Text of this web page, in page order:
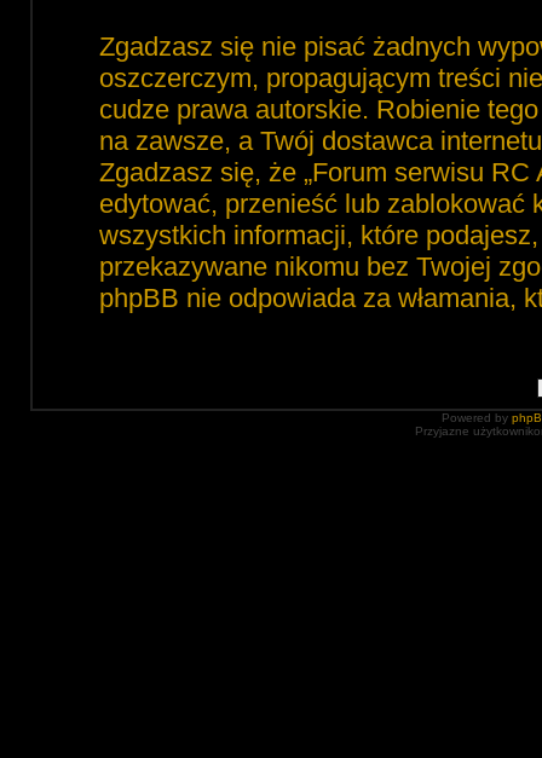
Zgadzasz się nie pisać żadnych
oszczerczym, propagującym treści
cudze prawa autorskie. Robienie
na zawsze, a Twój dostawca
Zgadzasz się, że „Forum serwisu
edytować, przenieść lub zablokować
wszystkich informacji, które
przekazywane nikomu bez Twojej
phpBB nie odpowiada za włamania,
Powered by
Przyjazne